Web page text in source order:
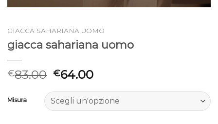
GIACCA SAHARIANA UOMO
giacca sahariana uomo
€83.00 €64.00
Misura